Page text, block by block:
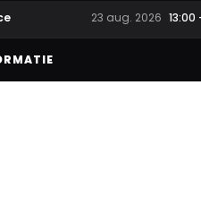
23 aug. 2026 13:00